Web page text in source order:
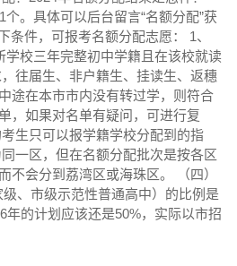
。具体可以后台留言“名额分配”获
件，可报考名额分配志愿： 1、
校三年完整初中学籍且在该校就读
往届生、非户籍生、挂读生、返穗
途在本市市内没有转过学，则符合
，如果对名单有疑问，可进行复
生只可以报学籍学校分配到的指
一区，但在名额分配批次是按各区
会分到荔湾区或海珠区。 （四）
、市级示范性普通高中）的比例是
的计划应该还是50%，实际以市招